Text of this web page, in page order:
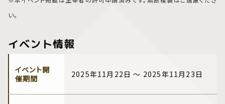
い。
イベント情報
イベント開
催期間
2025年11月22日 ～ 2025年11月23日